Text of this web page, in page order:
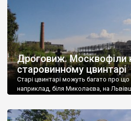
Дроговиж. Москвофіли
старовинному цвинтарі
Старі цвинтарі можуть багато про
наприклад, біля Миколаєва, на
від величезних труб, у височезній